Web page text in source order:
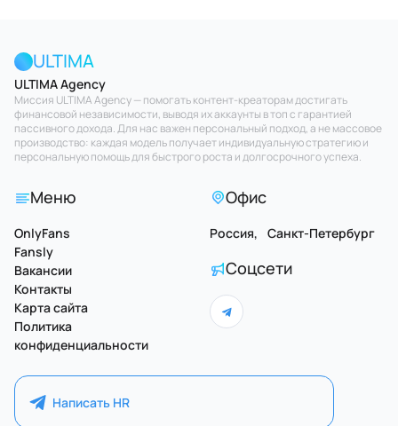
ULTIMA
ULTIMA Agency
Миссия ULTIMA Agency — помогать контент-креаторам достигать
финансовой независимости, выводя их аккаунты в топ с гарантией
пассивного дохода. Для нас важен персональный подход, а не массовое
производство: каждая модель получает индивидуальную стратегию и
персональную помощь для быстрого роста и долгосрочного успеха.
Меню
OnlyFans
Fansly
Вакансии
Контакты
Карта сайта
Политика
конфиденциальности
Офис
Россия, Санкт-Петербург
Соцсети
Написать HR